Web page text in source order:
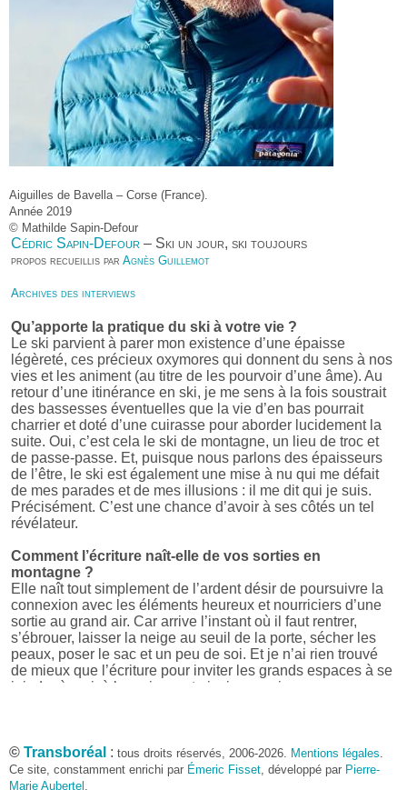
Aiguilles de Bavella – Corse (France).
Année 2019
© Mathilde Sapin-Defour
Cédric Sapin-Defour – Ski un jour, ski toujours
propos recueillis par Agnès Guillemot
Archives des interviews
Qu’apporte la pratique du ski à votre vie ?
Le ski parvient à parer mon existence d’une épaisse
légèreté, ces précieux oxymores qui donnent du sens à nos
vies et les animent (au titre de les pourvoir d’une âme). Au
retour d’une itinérance en ski, je me sens à la fois soustrait
des bassesses éventuelles que la vie d’en bas pourrait
charrier et doté d’une cuirasse pour aborder lucidement la
suite. Oui, c’est cela le ski de montagne, un lieu de troc et
de passe-passe. Et, puisque nous parlons des épaisseurs
de l’être, le ski est également une mise à nu qui me défait
de mes parades et de mes illusions : il me dit qui je suis.
Précisément. C’est une chance d’avoir à ses côtés un tel
révélateur.
Comment l’écriture naît-elle de vos sorties en
montagne ?
Elle naît tout simplement de l’ardent désir de poursuivre la
connexion avec les éléments heureux et nourriciers d’une
sortie au grand air. Car arrive l’instant où il faut rentrer,
s’ébrouer, laisser la neige au seuil de la porte, sécher les
peaux, poser le sac et un peu de soi. Et je n’ai rien trouvé
de mieux que l’écriture pour inviter les grands espaces à se
joindre à moi, à la maison, et ainsi poursuivre nos
d’escampette. Ce besoin, plus on le satisfait, plus il se
développe. Alors s’installe ce balancier qui emplit une vie.
© Transboréal : tous droits réservés, 2006-2026. Mentions légales.
Ce site, constamment enrichi par Émeric Fisset, développé par Pierre-
Marie Aubertel ,